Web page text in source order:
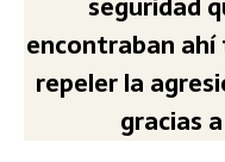
encontraban ahí
repeler la
gracias